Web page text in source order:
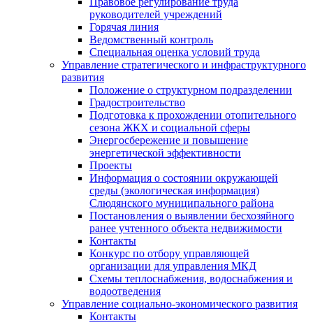
руководителей учреждений
Горячая линия
Ведомственный контроль
Специальная оценка условий труда
Управление стратегического и инфраструктурного
развития
Положение о структурном подразделении
Градостроительство
Подготовка к прохождении отопительного
сезона ЖКХ и социальной сферы
Энергосбережение и повышение
энергетической эффективности
Проекты
Информация о состоянии окружающей
среды (экологическая информация)
Слюдянского муниципального района
Постановления о выявлении бесхозяйного
ранее учтенного объекта недвижимости
Контакты
Конкурс по отбору управляющей
организации для управления МКД
Схемы теплоснабжения, водоснабжения и
водоотведения
Управление социально-экономического развития
Контакты